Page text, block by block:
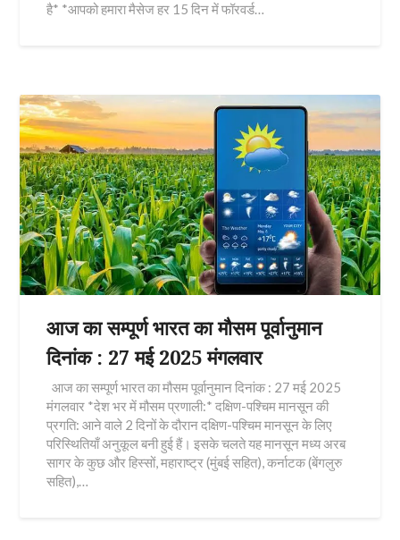
है* *आपको हमारा मैसेज हर 15 दिन में फॉरवर्ड…
आज का सम्पूर्ण भारत का मौसम पूर्वानुमान
दिनांक : 27 मई 2025 मंगलवार
आज का सम्पूर्ण भारत का मौसम पूर्वानुमान दिनांक : 27 मई 2025
मंगलवार *देश भर में मौसम प्रणाली:* दक्षिण-पश्चिम मानसून की
प्रगति: आने वाले 2 दिनों के दौरान दक्षिण-पश्चिम मानसून के लिए
परिस्थितियाँ अनुकूल बनी हुई हैं। इसके चलते यह मानसून मध्य अरब
सागर के कुछ और हिस्सों, महाराष्ट्र (मुंबई सहित), कर्नाटक (बेंगलुरु
सहित),…